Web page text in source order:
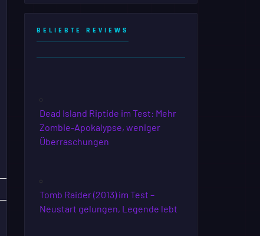
BELIEBTE REVIEWS
Dead Island Riptide im Test: Mehr
Zombie-Apokalypse, weniger
Überraschungen
Tomb Raider (2013) im Test –
Neustart gelungen, Legende lebt